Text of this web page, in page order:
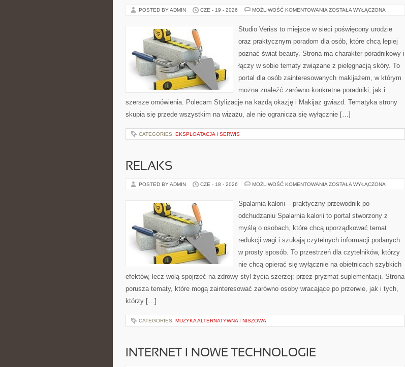
POSTED BY ADMIN CZE - 19 - 2026 MOŻLIWOŚĆ KOMENTOWANIA PORADNIK
ZOSTAŁA WYŁĄCZONA
Studio Veriss to miejsce w sieci poświęcony urodzie
oraz praktycznym poradom dla osób, które chcą lepiej
poznać świat beauty. Strona ma charakter poradnikowy i
łączy w sobie tematy związane z pielęgnacją skóry. To
portal dla osób zainteresowanych makijażem, w którym
można znaleźć zarówno konkretne poradniki, jak i
szersze omówienia. Polecam Stylizacje na każdą okazję i Makijaż gwiazd. Tematyka strony
skupia się przede wszystkim na wizażu, ale nie ogranicza się wyłącznie […]
CATEGORIES: EKSPLOATACJA I SERWIS
RELAKS
POSTED BY ADMIN CZE - 18 - 2026 MOŻLIWOŚĆ KOMENTOWANIA RELAKS
ZOSTAŁA WYŁĄCZONA
Spalarnia kalorii – praktyczny przewodnik po
odchudzaniu Spalarnia kalorii to portal stworzony z
myślą o osobach, które chcą uporządkować temat
redukcji wagi i szukają czytelnych informacji podanych
w prosty sposób. To przestrzeń dla czytelników, którzy
nie chcą opierać się wyłącznie na obietnicach szybkich
efektów, lecz wolą spojrzeć na zdrowy styl życia szerzej: przez pryzmat suplementacji. Strona
porusza tematy, które mogą zainteresować zarówno osoby wracające po przerwie, jak i tych,
którzy […]
CATEGORIES: MUZYKA ALTERNATYWNA I NISZOWA
INTERNET I NOWE TECHNOLOGIE